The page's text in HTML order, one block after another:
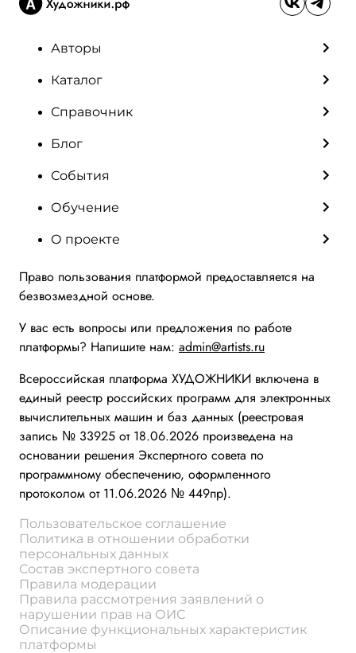
Авторы
Каталог
Справочник
Блог
События
Обучение
О проекте
Право пользования платформой предоставляется на
безвозмездной основе.
У вас есть вопросы или предложения по работе
платформы? Напишите нам: admin@artists.ru
Всероссийская платформа ХУДОЖНИКИ включена в
единый реестр российских программ для электронных
вычислительных машин и баз данных (реестровая
запись № 33925 от 18.06.2026 произведена на
основании решения Экспертного совета по
программному обеспечению, оформленного
протоколом от 11.06.2026 № 449пр).
Пользовательское соглашение
Политика в отношении обработки
персональных данных
Состав экспертного совета
Правила модерации
Правила рассмотрения заявлений о
нарушении прав на ОИС
Описание функциональных характеристик
платформы